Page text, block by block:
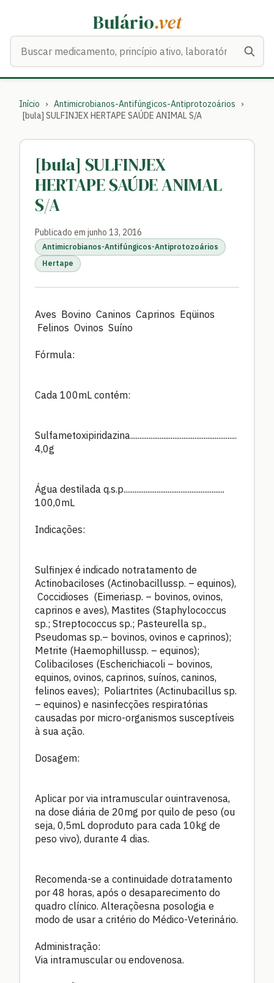
Bulário.vet
Início › Antimicrobianos-Antifúngicos-Antiprotozoários
›
[bula] SULFINJEX HERTAPE SAÚDE ANIMAL S/A
[bula] SULFINJEX
HERTAPE SAÚDE ANIMAL
S/A
Publicado em junho 13, 2016
Antimicrobianos-Antifúngicos-Antiprotozoários
Hertape
Aves Bovino Caninos Caprinos Eqüinos
Felinos Ovinos Suíno
Fórmula:
Cada 100mL contém:
Sulfametoxipiridazina..........................................................
4,0g
Água destilada q.s.p.......................................................
100,0mL
Indicações:
Sulfinjex é indicado notratamento de
Actinobaciloses (Actinobacillussp. – equinos),
Coccidioses (Eimeriasp. – bovinos, ovinos,
caprinos e aves), Mastites (Staphylococcus
sp.; Streptococcus sp.; Pasteurella sp.,
Pseudomas sp.– bovinos, ovinos e caprinos);
Metrite (Haemophillussp. – equinos);
Colibaciloses (Escherichiacoli – bovinos,
equinos, ovinos, caprinos, suínos, caninos,
felinos eaves); Poliartrites (Actinubacillus sp.
– equinos) e nasinfecções respiratórias
causadas por micro-organismos susceptíveis
à sua ação.
Dosagem:
Aplicar por via intramuscular ouintravenosa,
na dose diária de 20mg por quilo de peso (ou
seja, 0,5mL doproduto para cada 10kg de
peso vivo), durante 4 dias.
Recomenda-se a continuidade dotratamento
por 48 horas, após o desaparecimento do
quadro clínico. Alteraçõesna posologia e
modo de usar a critério do Médico-Veterinário.
Administração:
Via intramuscular ou endovenosa.